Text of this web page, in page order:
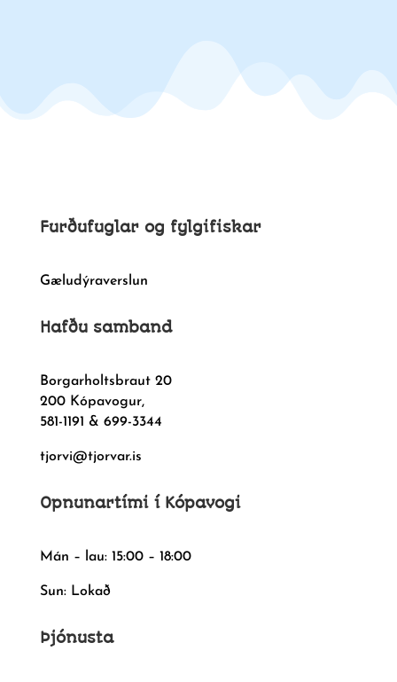
Furðufuglar og fylgifiskar
Gæludýraverslun
Hafðu samband
Borgarholtsbraut 20
200 Kópavogur,
581-1191 & 699-3344
tjorvi@tjorvar.is
Opnunartími í Kópavogi
Mán – lau: 15:00 – 18:00
Sun: Lokað
Þjónusta